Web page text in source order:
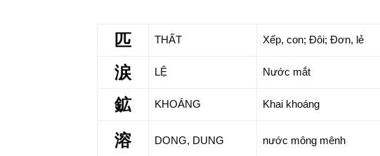
匹 THẤT Xếp, con; Đôi; Đơn, lẻ
涙 LỆ Nước mắt
鉱 KHOÁNG Khai khoáng
溶 DONG, DUNG nước mông mênh